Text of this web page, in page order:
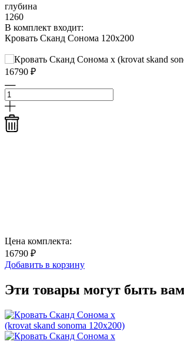
глубина
1260
В комплект входит:
Кровать Сканд Сонома 120х200
16790 ₽
Цена комплекта:
16790 ₽
Добавить в корзину
Эти товары могут быть